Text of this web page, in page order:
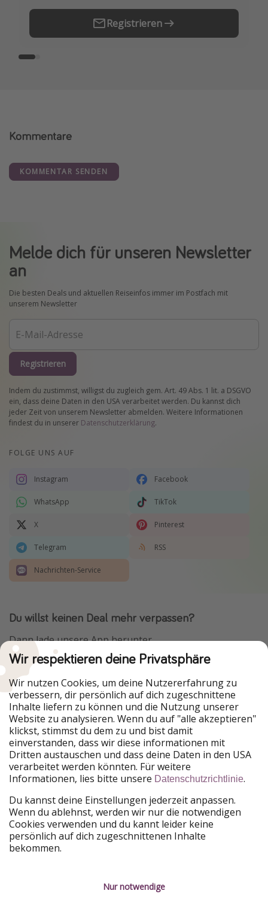
Registrieren
Kommentare
KOMMENTAR SENDEN
Melde dich für unseren Newsletter
an
Die besten Deals und aktuellen Reiseinfos immer im Postfach mit
unserem Newsletter
Registrieren
Indem du zustimmst, willigst du zugleich gem. Art. 49 Abs. 1 lit. a DSGVO
ein, dass deine Daten in den USA verarbeitet werden. Du kannst dich
jeder Zeit von unserem Newsletter abmelden. Weitere Informationen
findest du in unserer Datenschutzerklärung.
FOLGE UNS AUF
Instagram Facebook
WhatsApp TikTok
X Pinterest
Telegram RSS
Nachrichten-Service
Du willst keinen Deal mehr verpassen?
Dann lade unsere App herunter.
Urlaubspiraten ist Teil der HolidayPirates Group
Unsere Märkte
PiratinViaggio
HolidayPirates
VakantiePiraten
WakacyjniPiraci
VoyagesPirates
Ferienpiraten
Urlaubspiraten
ViajerosPiratas
TravelPirates
Unsere Gruppe
HolidayPirates Group
Lerne uns kennen
Impressum
Wir respektieren deine Privatsphäre
Wir nutzen Cookies, um deine Nutzererfahrung zu
verbessern, dir persönlich auf dich zugeschnittene
Inhalte liefern zu können und die Nutzung unserer
Website zu analysieren. Wenn du auf "alle akzeptieren"
klickst, stimmst du dem zu und bist damit
einverstanden, dass wir diese informationen mit
Dritten austauschen und dass deine Daten in den USA
verarbeitet werden könnten. Für weitere
Informationen, lies bitte unsere Datenschutzrichtlinie.
Du kannst deine Einstellungen jederzeit anpassen.
Wenn du ablehnst, werden wir nur die notwendigen
Cookies verwenden und du kannt leider keine
persönlich auf dich zugeschnittenen Inhalte
bekommen.
Nur notwendige